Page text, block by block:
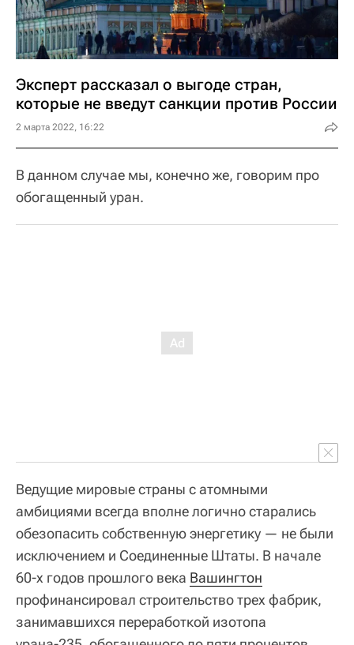
Эксперт рассказал о выгоде стран,
которые не введут санкции против России
2 марта 2022, 16:22
В данном случае мы, конечно же, говорим про
обогащенный уран.
Ведущие мировые страны с атомными
амбициями всегда вполне логично старались
обезопасить собственную энергетику — не были
исключением и Соединенные Штаты. В начале
60-х годов прошлого века Вашингтон
профинансировал строительство трех фабрик,
занимавшихся переработкой изотопа